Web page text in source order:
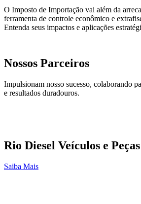
O Imposto de Importação vai além da
ferramenta de controle econômico e
Entenda seus impactos e aplicações
Nossos Parceiros
Impulsionam nosso sucesso, colaborando
e resultados duradouros.
Rio Diesel Veículos e
Saiba Mais